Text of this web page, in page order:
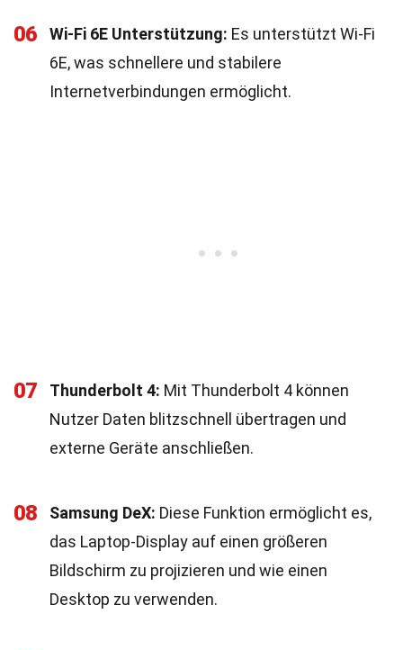
06 Wi-Fi 6E Unterstützung: Es unterstützt Wi-Fi
6E, was schnellere und stabilere
Internetverbindungen ermöglicht.
07 Thunderbolt 4: Mit Thunderbolt 4 können
Nutzer Daten blitzschnell übertragen und
externe Geräte anschließen.
08 Samsung DeX: Diese Funktion ermöglicht es,
das Laptop-Display auf einen größeren
Bildschirm zu projizieren und wie einen
Desktop zu verwenden.